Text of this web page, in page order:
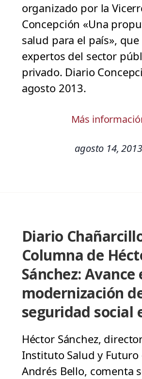
organizado por la
Concepción «Una
salud para el país»,
expertos del sector
privado. Diario
agosto 2013.
Más
agosto 14, 2013
Diario
Columna de
Sánchez: Avance
modernización
seguridad social
Héctor Sánchez,
Instituto Salud y Futuro
Andrés Bello, comenta